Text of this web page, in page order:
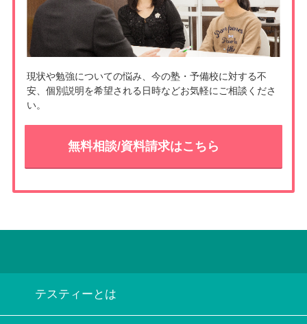
現状や勉強についての悩み、今の塾・予備校に対する不
安、個別説明を希望される日時などお気軽にご相談くださ
い。
無料相談/資料請求はこちら
テスティーとは